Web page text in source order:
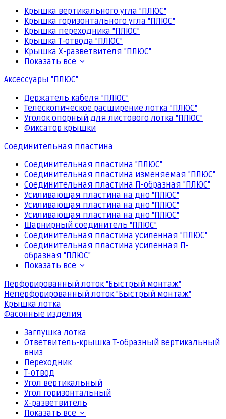
Крышка вертикального угла "ПЛЮС"
Крышка горизонтального угла "ПЛЮС"
Крышка переходника "ПЛЮС"
Крышка Т-отвода "ПЛЮС"
Крышка Х-разветвителя "ПЛЮС"
Показать все
Аксессуары "ПЛЮС"
Держатель кабеля "ПЛЮС"
Телескопическое расширение лотка "ПЛЮС"
Уголок опорный для листового лотка "ПЛЮС"
Фиксатор крышки
Соединительная пластина
Соединительная пластина "ПЛЮС"
Соединительная пластина изменяемая "ПЛЮС"
Соединительная пластина П-образная "ПЛЮС"
Усиливающая пластина на дно "ПЛЮС"
Усиливающая пластина на дно "ПЛЮС"
Усиливающая пластина на дно "ПЛЮС"
Шарнирный соединитель "ПЛЮС"
Соединительная пластина усиленная "ПЛЮС"
Соединительная пластина усиленная П-
образная "ПЛЮС"
Показать все
Перфорированный лоток "Быстрый монтаж"
Неперфорированный лоток "Быстрый монтаж"
Крышка лотка
Фасонные изделия
Заглушка лотка
Ответвитель-крышка Т-образный вертикальный
вниз
Переходник
Т-отвод
Угол вертикальный
Угол горизонтальный
Х-разветвитель
Показать все